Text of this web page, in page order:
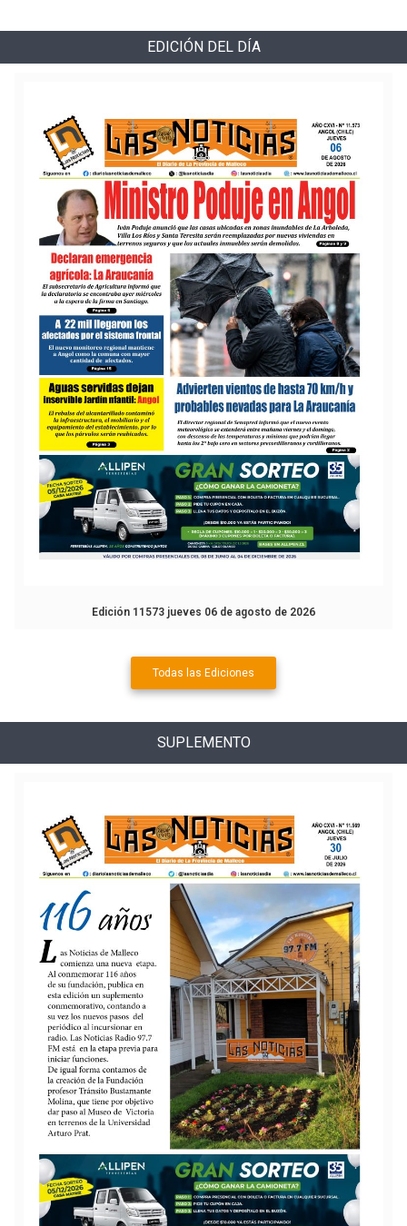
EDICIÓN DEL DÍA
Edición 11573 jueves 06 de agosto de 2026
Todas las Ediciones
SUPLEMENTO